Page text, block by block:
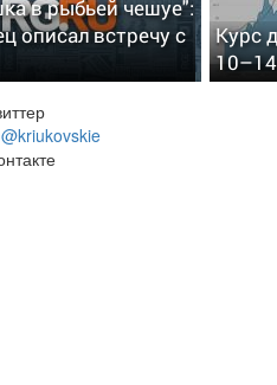
в рыбьей чешуе":
описал встречу с
Курс